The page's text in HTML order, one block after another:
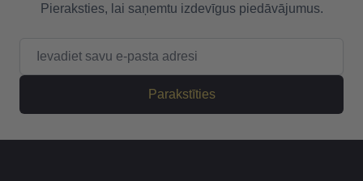
Pieraksties, lai saņemtu izdevīgus piedāvājumus.
Parakstīties